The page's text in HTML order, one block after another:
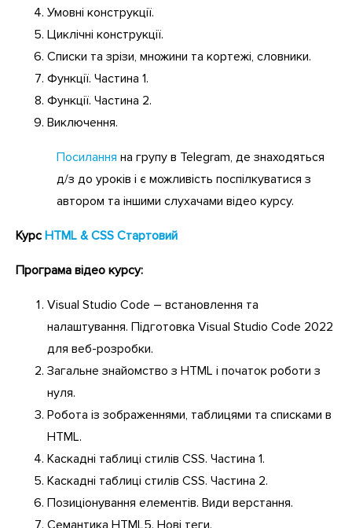
Умовні конструкції.
Циклічні конструкції.
Списки та зрізи, множини та кортежі, словники.
Функції. Частина 1.
Функції. Частина 2.
Виключення.
Посилання на групу в Telegram, де знаходяться
д/з до уроків і є можливість поспілкуватися з
автором та іншими слухачами відео курсу.
Курс HTML & CSS Стартовий
Програма відео курсу:
Visual Studio Code – встановлення та
налаштування. Підготовка Visual Studio Code 2022
для веб-розробки.
Загальне знайомство з HTML і початок роботи з
нуля.
Робота із зображеннями, таблицями та списками в
HTML.
Каскадні таблиці стилів CSS. Частина 1.
Каскадні таблиці стилів CSS. Частина 2.
Позиціонування елементів. Види верстання.
Семантика HTML5. Нові теги.